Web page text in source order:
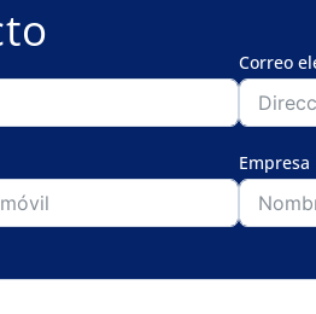
Correo
Empresa